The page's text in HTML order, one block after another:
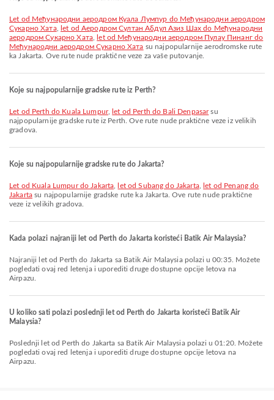
let od Међународни аеродром Куала Лумпур do Међународни аеродром
Сукарно Хата,
let od Aеродром Султан Абдул Азиз Шах do Међународни
аеродром Сукарно Хата,
let od Међународни аеродром Пулау Пинанг do
Међународни аеродром Сукарно Хата su najpopularnije aerodromske rute
ka Jakarta. Ove rute nude praktične veze za vaše putovanje.
Koje su najpopularnije gradske rute iz Perth?
let od Perth do Kuala Lumpur, let od Perth do Bali Denpasarsu
najpopularnije gradske rute iz Perth. Ove rute nude praktične veze iz velikih
gradova.
Koje su najpopularnije gradske rute do Jakarta?
let od Kuala Lumpur do Jakarta let od Subang do Jakarta,
let od Penang do
Jakartasu najpopularnije gradske rute ka Jakarta. Ove rute nude praktične
veze iz velikih gradova.
Kada polazi najraniji let od Perth do Jakarta koristeći Batik Air Malaysia?
Najraniji let od Perth do Jakarta sa Batik Air Malaysia polazi u 00:35. Možete
pogledati ovaj red letenja i uporediti druge dostupne opcije letova na
Airpazu.
U koliko sati polazi poslednji let od Perth do Jakarta koristeći Batik Air
Malaysia?
Poslednji let od Perth do Jakarta sa Batik Air Malaysia polazi u 01:20. Možete
pogledati ovaj red letenja i uporediti druge dostupne opcije letova na
Airpazu.